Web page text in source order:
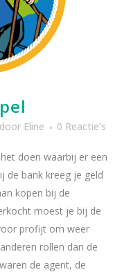
door Eline 0 Reactie's
doen waarbij er een
de bank kreeg je geld
kopen bij de
moest je bij de
profijt om weer
rollen dan de
de agent, de